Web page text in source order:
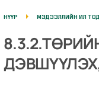
НҮҮР МЭДЭЭЛЛИЙН ИЛ